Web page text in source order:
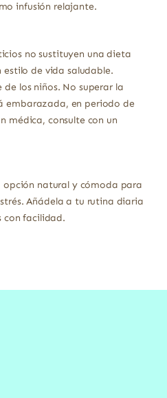
infusión relajante.
no sustituyen una dieta
de vida saludable.
los niños. No superar la
embarazada, en periodo de
médica, consulte con un
opción natural y cómoda para
Añádela a tu rutina diaria
con facilidad.